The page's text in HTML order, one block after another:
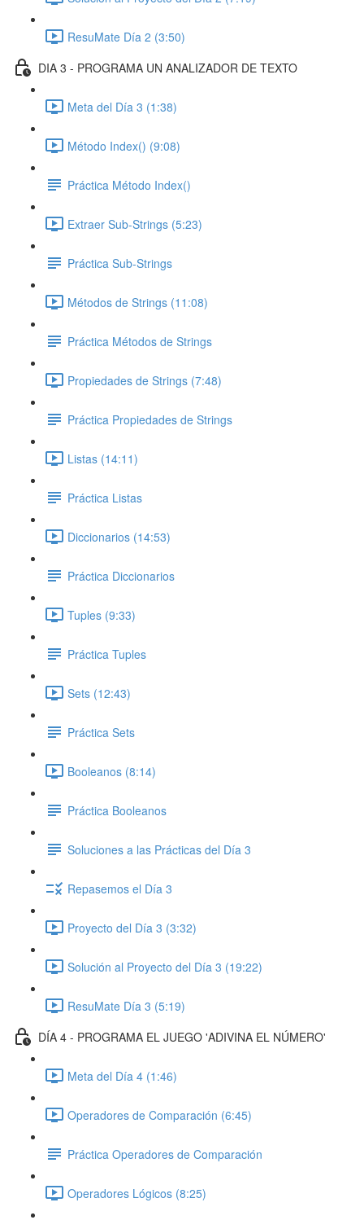
ResuMate Día 2 (3:50)
DIA 3 - PROGRAMA UN ANALIZADOR DE TEXTO
Meta del Día 3 (1:38)
Método Index() (9:08)
Práctica Método Index()
Extraer Sub-Strings (5:23)
Práctica Sub-Strings
Métodos de Strings (11:08)
Práctica Métodos de Strings
Propiedades de Strings (7:48)
Práctica Propiedades de Strings
Listas (14:11)
Práctica Listas
Diccionarios (14:53)
Práctica Diccionarios
Tuples (9:33)
Práctica Tuples
Sets (12:43)
Práctica Sets
Booleanos (8:14)
Práctica Booleanos
Soluciones a las Prácticas del Día 3
Repasemos el Día 3
Proyecto del Día 3 (3:32)
Solución al Proyecto del Día 3 (19:22)
ResuMate Día 3 (5:19)
DÍA 4 - PROGRAMA EL JUEGO 'ADIVINA EL NÚMERO'
Meta del Día 4 (1:46)
Operadores de Comparación (6:45)
Práctica Operadores de Comparación
Operadores Lógicos (8:25)